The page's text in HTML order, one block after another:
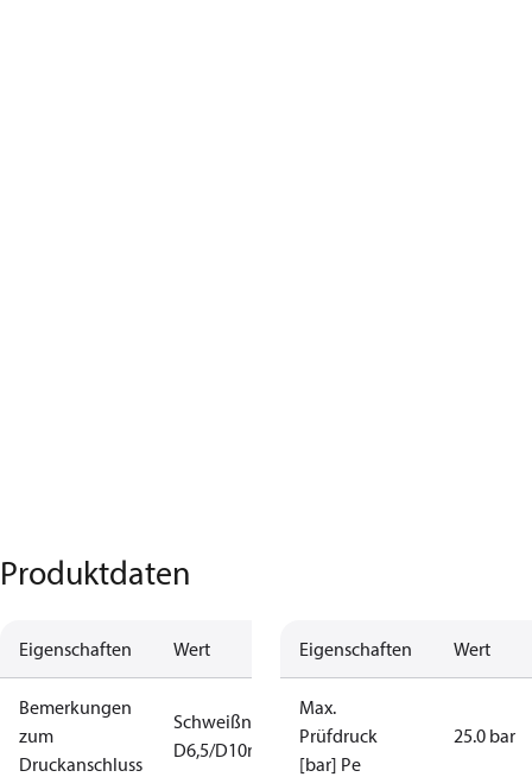
Produktdaten
Eigenschaften Wert
Bemerkungen
zum
Druckanschluss
Schweißnippel
D6,5/D10mm
Eigenschaften Wert
Max.
Prüfdruck
[bar] Pe
25.0 bar